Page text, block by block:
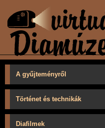
A gyűjteményről
Történet és technikák
Diafilmek